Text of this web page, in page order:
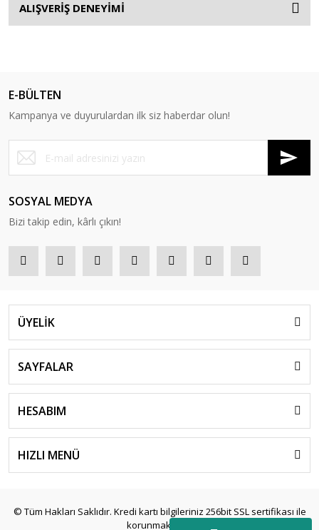
ALIŞVERİŞ DENEYİMİ
E-BÜLTEN
Kampanya ve duyurulardan ilk siz haberdar olun!
SOSYAL MEDYA
Bizi takip edin, kârlı çıkın!
ÜYELİK
SAYFALAR
HESABIM
HIZLI MENÜ
© Tüm Hakları Saklıdır. Kredi kartı bilgileriniz 256bit SSL sertifikası ile
korunmaktadır.